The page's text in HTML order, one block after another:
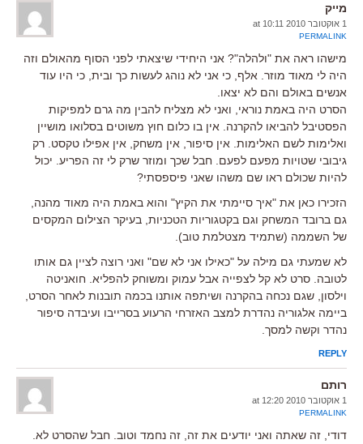
מייק
1 אוקטובר 2010 at 10:11
PERMALINK
מישהו ראה את "ולהלה"? אני היחידי שיצאתי לפני הסוף מהאולם וזה
היה לי מאוד מוזר. אלף, כי אני לא נוהג לעשות כך ובית, כי היו עוד
אנשים באולם והם לא יצאו.
הסרט היה באמת נוראי, ואני לא מצליח להבין מה גרם למפיקות
הפסטיבל להביאו להקרנה. אין בו כלום חוץ משוטים בסלואו מושיין
ואלימות לשם האלימות. אין סיפור, אין משחק, אין אפילו טקסט. רק
גיבובי שטויות מפעם לפעם. חבל שכך ומוזר שרק לי זה הפריע. יכול
להיות שכולם ראו שם משהו שאני פיספסתי?
הזכירו כאן את "איך סיימתי את הקיץ" והוא באמת היה מאוד מהנה,
גם ברובד המשחק וגם בקטגוריות הטכניות, בעיקר הצילום המקסים
של השממה (שתמיד מצטלמת טוב).
לא שמעתי גם מילה על "כאילו אני לא שם" ואני רוצה לציין גם אותו
לטובה. סרט לא קל לצפייה אבל עמוק ומשוחק להפליא. חואניטה
וילסון, שגם נכחה בהקרנה ושיתפה אותנו בכמה תובנות לאחר הסרט,
ביימה אלגוריה נהדרת למצב האזרחי הרעוע בסרייבו ועיבדה סיפור
נהדר וקשה למסך.
REPLY
רותם
1 אוקטובר 2010 at 12:20
PERMALINK
דודי, זה שאתה ואני יודעים את זה, זה נחמד וטוב. חבל שהסרט לא.